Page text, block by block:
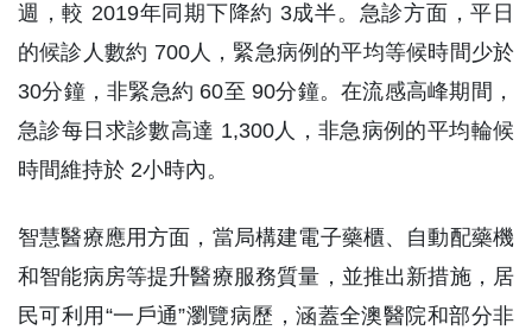
週，較 2019年同期下降約 3成半。急診方面，平日
的候診人數約 700人，緊急病例的平均等候時間少於
30分鐘，非緊急約 60至 90分鐘。在流感高峰期間，
急診每日求診數高達 1,300人，非急病例的平均輪候
時間維持於 2小時內。
智慧醫療應用方面，當局構建電子藥櫃、自動配藥機
和智能病房等提升醫療服務質量，並推出新措施，居
民可利用“一戶通”瀏覽病歷，涵蓋全澳醫院和部分非